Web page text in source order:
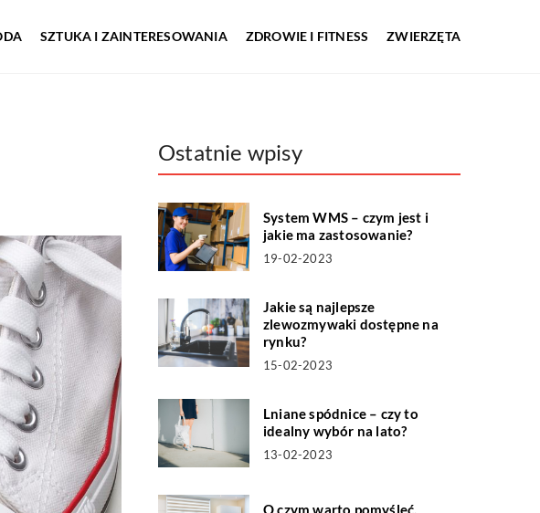
SZTUKA I ZAINTERESOWANIA ZDROWIE I FITNESS ZWIERZĘTA
Ostatnie wpisy
System WMS – czym jest i
jakie ma zastosowanie?
19-02-2023
Jakie są najlepsze
zlewozmywaki dostępne na
rynku?
15-02-2023
Lniane spódnice – czy to
idealny wybór na lato?
13-02-2023
O czym warto pomyśleć,